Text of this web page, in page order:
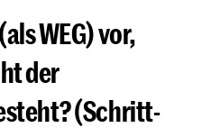
WEG) vor,
der
(Schritt-